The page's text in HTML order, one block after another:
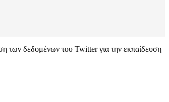
των δεδομένων του Twitter για την εκπαίδευση